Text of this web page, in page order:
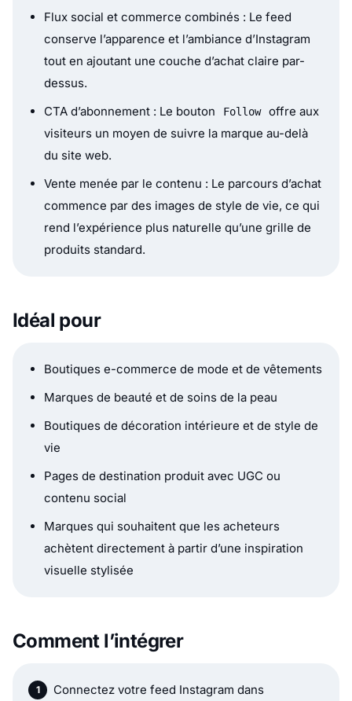
Flux social et commerce combinés : Le feed
conserve l’apparence et l’ambiance d’Instagram
tout en ajoutant une couche d’achat claire par-
dessus.
CTA d’abonnement : Le bouton
Follow
offre aux
visiteurs un moyen de suivre la marque au-delà
du site web.
Vente menée par le contenu : Le parcours d’achat
commence par des images de style de vie, ce qui
rend l’expérience plus naturelle qu’une grille de
produits standard.
Idéal pour
Boutiques e-commerce de mode et de vêtements
Marques de beauté et de soins de la peau
Boutiques de décoration intérieure et de style de
vie
Pages de destination produit avec UGC ou
contenu social
Marques qui souhaitent que les acheteurs
achètent directement à partir d’une inspiration
visuelle stylisée
Comment l’intégrer
Connectez votre feed Instagram dans